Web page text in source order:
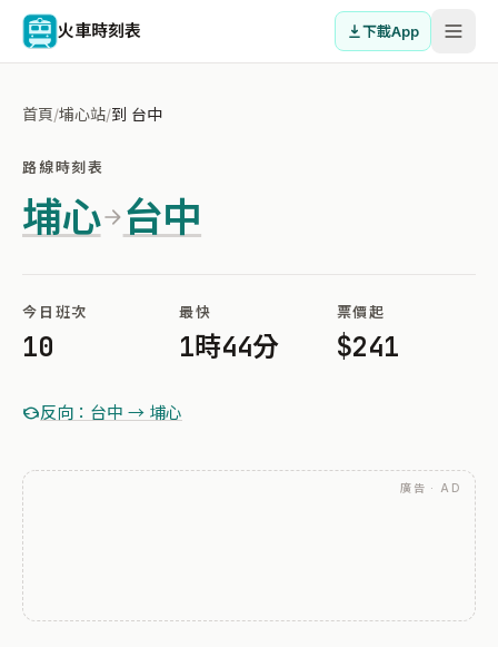
火車時刻表 下載App
首頁/埔心站/到 台中
路線時刻表
埔心 台中
今日班次
10
最快
1時44分
票價起
$241
反向：台中 → 埔心
廣告 · AD